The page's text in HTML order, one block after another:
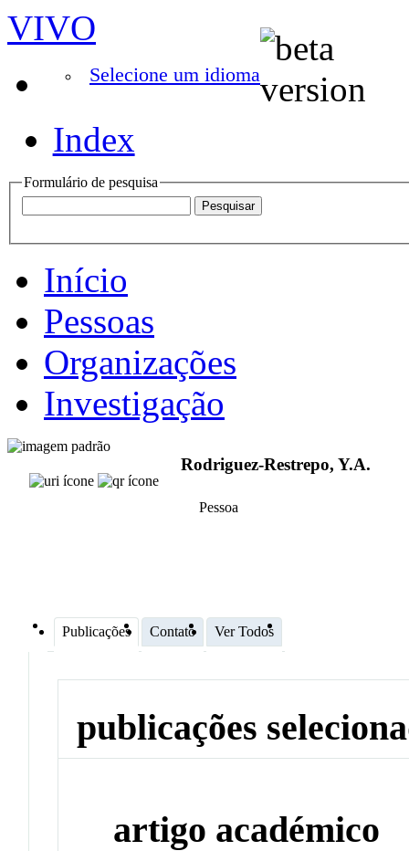
VIVO
Selecione um idioma
Index
Formulário de pesquisa
Início
Pessoas
Organizações
Investigação
Rodriguez-Restrepo, Y.A.
Pessoa
Publicações Contato Ver Todos
publicações
artigo académico